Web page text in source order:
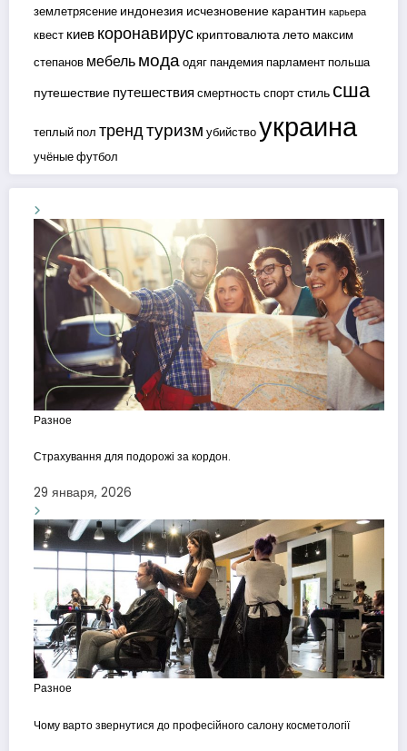
землетрясение индонезия исчезновение карантин карьера
квест киевкоронавирус криптовалюталетомаксим
степанов мебельмодаодягпандемияпарламентпольша
путешествие путешествия смертностьспортстиль сша
теплый пол трендтуризм убийствоукраина
учёныефутбол
Разное
Страхування для подорожі за кордон.
29 января, 2026
Разное
Чому варто звернутися до професійного салону косметології